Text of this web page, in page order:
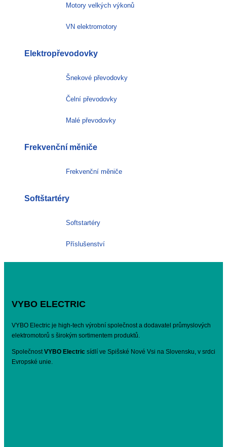
Motory velkých výkonů
VN elektromotory
Elektropřevodovky
Šnekové převodovky
Čelní převodovky
Malé převodovky
Frekvenční měniče
Frekvenční měniče
Softštartéry
Softstartéry
Příslušenství
VYBO ELECTRIC
VYBO Electric je high-tech výrobní společnost a dodavatel průmyslových
elektromotorů s širokým sortimentem produktů.
SpolečnostVYBO Electric sídlí ve Spišské Nové Vsi na Slovensku, v srdci
Evropské unie.